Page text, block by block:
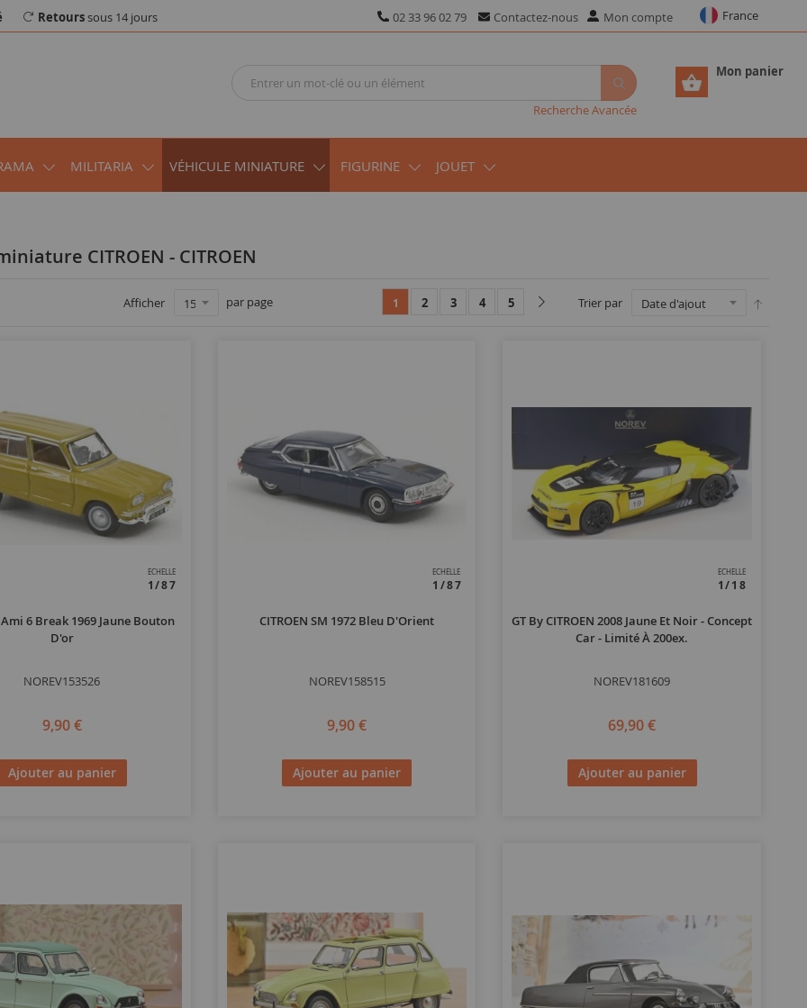
Retourssous 14 jours 02 33 96 02 79 Contactez-nous Mon compte France
Mon panier
Recherche Avancée
MILITARIA VÉHICULE MINIATURE FIGURINE JOUET
CITROEN - CITROEN
Trier par
Afficher par page 1 2 3 4 5
ECHELLE
1/87
Ami 6 Break 1969 Jaune Bouton
D'or
NOREV153526
9,90 €
Ajouter au panier
ECHELLE
1/87
CITROEN SM 1972 Bleu D'Orient
NOREV158515
9,90 €
Ajouter au panier
ECHELLE
1/18
GT By CITROEN 2008 Jaune Et Noir - Concept
Car - Limité À 200ex.
NOREV181609
69,90 €
Ajouter au panier